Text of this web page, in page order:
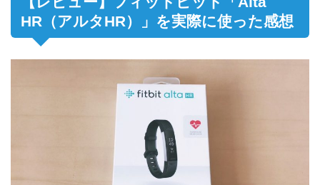
HR（アルタHR）」を実際に使った感想